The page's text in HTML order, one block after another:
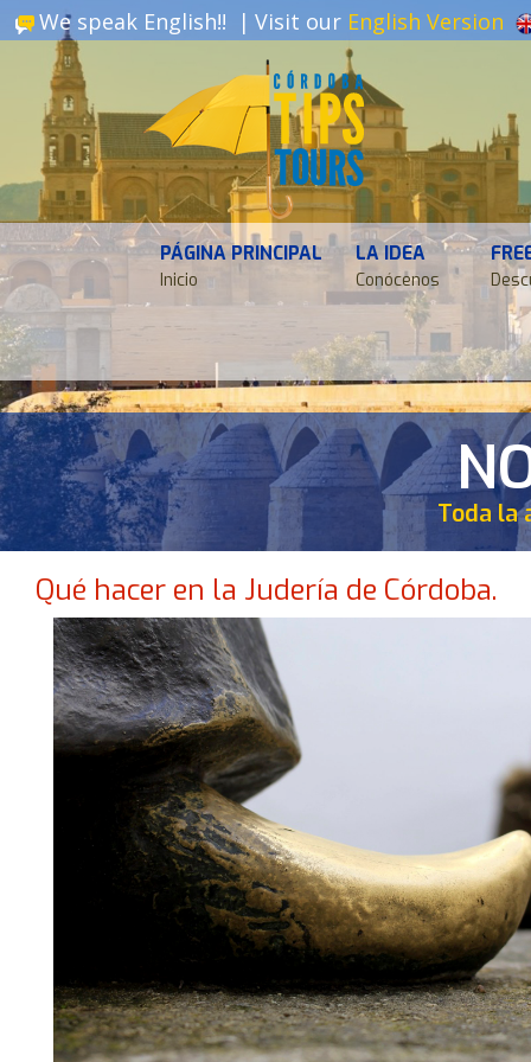
We speak English!! | Visit our English Version
PÁGINA PRINCIPAL
Inicio
LA IDEA
Conócenos
Toda la
Qué hacer en la Judería de Córdoba.